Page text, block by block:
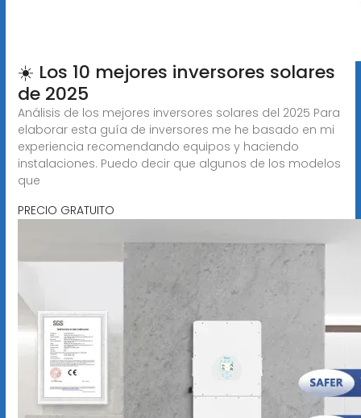
☀️ Los 10 mejores inversores solares
de 2025
Análisis de los mejores inversores solares del 2025 Para
elaborar esta guía de inversores me he basado en mi
experiencia recomendando equipos y haciendo
instalaciones. Puedo decir que algunos de los modelos
que
PRECIO GRATUITO